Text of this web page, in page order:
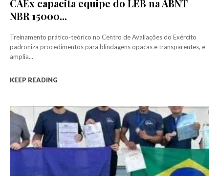
CAEx capacita equipe do LEB na ABNT
NBR 15000...
Treinamento prático-teórico no Centro de Avaliações do Exército
padroniza procedimentos para blindagens opacas e transparentes, e
amplia...
KEEP READING